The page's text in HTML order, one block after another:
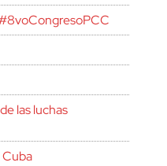
las luchas
Cuba